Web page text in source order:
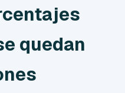
quedan